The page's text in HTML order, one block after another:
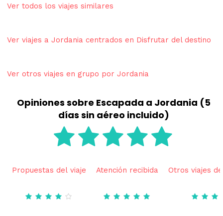
Ver todos los viajes similares
Ver viajes a Jordania centrados en Disfrutar del destino
Ver otros viajes en grupo por Jordania
Opiniones sobre Escapada a Jordania (5
días sin aéreo incluido)
Propuestas del viaje Atención recibida Otros viajes